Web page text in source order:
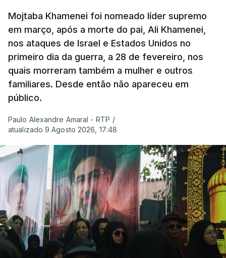
Mojtaba Khamenei foi nomeado líder supremo
em março, após a morte do pai, Ali Khamenei,
nos ataques de Israel e Estados Unidos no
primeiro dia da guerra, a 28 de fevereiro, nos
quais morreram também a mulher e outros
familiares. Desde então não apareceu em
público.
Paulo Alexandre Amaral - RTP /
atualizado 9 Agosto 2026, 17:48